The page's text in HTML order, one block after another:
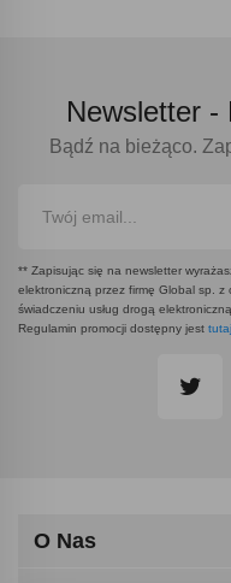
Newsletter -
Bądź na bieżąco.
** Zapisując się na newsletter
elektroniczną przez firmę Global sp.
świadczeniu usług drogą
Regulamin promocji dostępny jest tutaj
O Nas